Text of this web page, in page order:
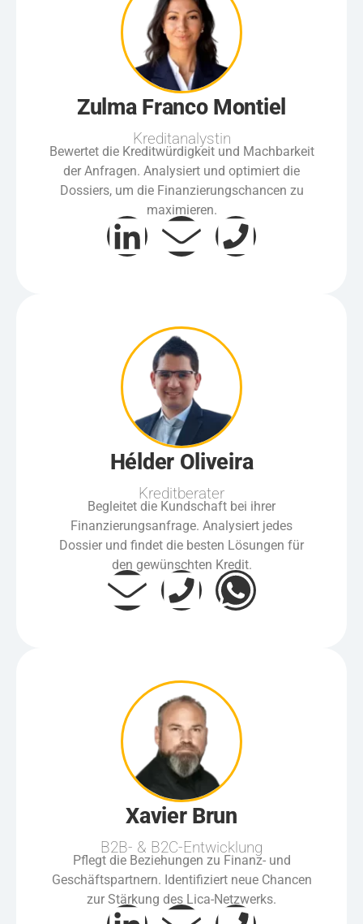
Zulma Franco Montiel
Kreditanalystin
Bewertet die Kreditwürdigkeit und Machbarkeit
der Anfragen. Analysiert und optimiert die
Dossiers, um die Finanzierungschancen zu
maximieren.
Hélder Oliveira
Kreditberater
Begleitet die Kundschaft bei ihrer
Finanzierungsanfrage. Analysiert jedes
Dossier und findet die besten Lösungen für
den gewünschten Kredit.
Xavier Brun
B2B- & B2C-Entwicklung
Pflegt die Beziehungen zu Finanz- und
Geschäftspartnern. Identifiziert neue Chancen
zur Stärkung des Lica-Netzwerks.